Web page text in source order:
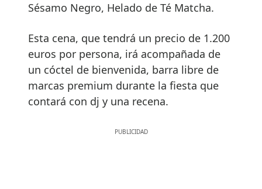
Sésamo Negro, Helado de Té Matcha.
Esta cena, que tendrá un precio de 1.200
euros por persona, irá acompañada de
un cóctel de bienvenida, barra libre de
marcas premium durante la fiesta que
contará con dj y una recena.